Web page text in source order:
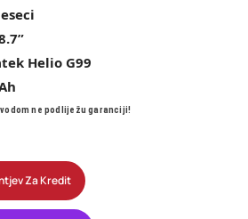
Helio G99
ne podliježu garanciji!
Za Kredit